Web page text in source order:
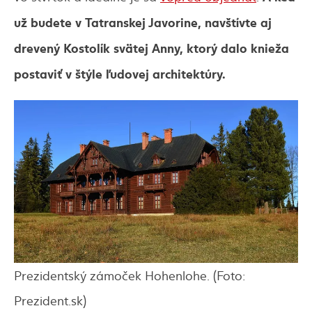
už budete v Tatranskej Javorine, navštívte aj
drevený Kostolík svätej Anny, ktorý dalo knieža
postaviť v štýle ľudovej architektúry.
Prezidentský zámoček Hohenlohe. (Foto:
Prezident.sk)